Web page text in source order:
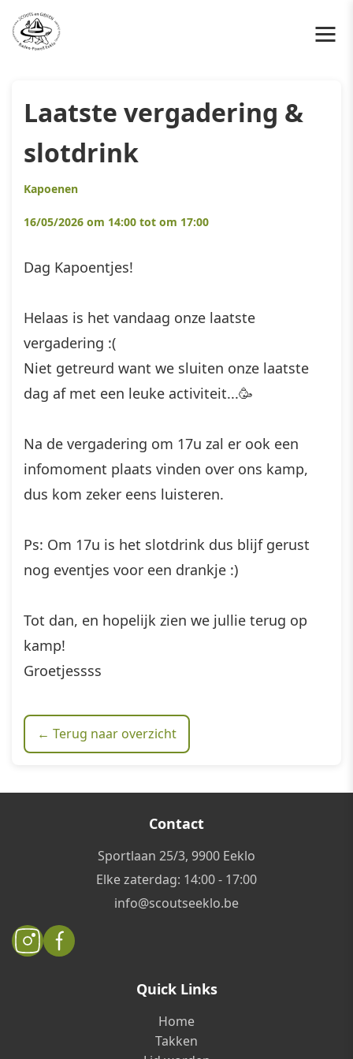
Laatste vergadering &
slotdrink
Kapoenen
16/05/2026 om 14:00 tot om 17:00
Dag Kapoentjes!
Helaas is het vandaag onze laatste
vergadering :(
Niet getreurd want we sluiten onze laatste
dag af met een leuke activiteit...🥳
Na de vergadering om 17u zal er ook een
infomoment plaats vinden over ons kamp,
dus kom zeker eens luisteren.
Ps: Om 17u is het slotdrink dus blijf gerust
nog eventjes voor een drankje :)
Tot dan, en hopelijk zien we jullie terug op
kamp!
Groetjessss
← Terug naar overzicht
Contact
Sportlaan 25/3, 9900 Eeklo
Elke zaterdag: 14:00 - 17:00
info@scoutseeklo.be
Quick Links
Home
Takken